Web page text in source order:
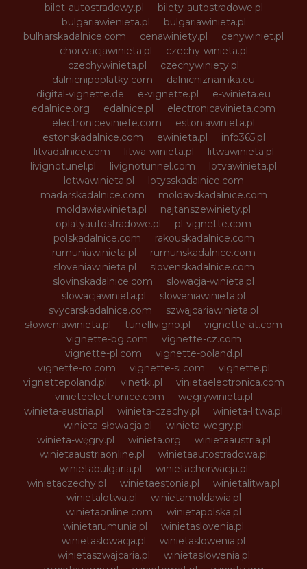
bilet-autostradowy.pl
bilety-autostradowe.pl
bulgariawienieta.pl
bulgariawinieta.pl
bulharskadalnice.com
cenawiniety.pl
cenywiniet.pl
chorwacjawinieta.pl
czechy-winieta.pl
czechywinieta.pl
czechywiniety.pl
dalnicnipoplatky.com
dalnicniznamka.eu
digital-vignette.de
e-vignette.pl
e-winieta.eu
edalnice.org
edalnice.pl
electronicavinieta.com
electroniceviniete.com
estoniawinieta.pl
estonskadalnice.com
ewinieta.pl
info365.pl
litvadalnice.com
litwa-winieta.pl
litwawinieta.pl
livignotunel.pl
livignotunnel.com
lotvawinieta.pl
lotwawinieta.pl
lotysskadalnice.com
madarskadalnice.com
moldavskadalnice.com
moldawiawinieta.pl
najtanszewiniety.pl
oplatyautostradowe.pl
pl-vignette.com
polskadalnice.com
rakouskadalnice.com
rumuniawinieta.pl
rumunskadalnice.com
sloveniawinieta.pl
slovenskadalnice.com
slovinskadalnice.com
slowacja-winieta.pl
slowacjawinieta.pl
sloweniawinieta.pl
svycarskadalnice.com
szwajcariawinieta.pl
słoweniawinieta.pl
tunellivigno.pl
vignette-at.com
vignette-bg.com
vignette-cz.com
vignette-pl.com
vignette-poland.pl
vignette-ro.com
vignette-si.com
vignette.pl
vignettepoland.pl
vinetki.pl
vinietaelectronica.com
vinieteelectronice.com
wegrywinieta.pl
winieta-austria.pl
winieta-czechy.pl
winieta-litwa.pl
winieta-słowacja.pl
winieta-wegry.pl
winieta-węgry.pl
winieta.org
winietaaustria.pl
winietaaustriaonline.pl
winietaautostradowa.pl
winietabulgaria.pl
winietachorwacja.pl
winietaczechy.pl
winietaestonia.pl
winietalitwa.pl
winietalotwa.pl
winietamoldawia.pl
winietaonline.com
winietapolska.pl
winietarumunia.pl
winietaslovenia.pl
winietaslowacja.pl
winietaslowenia.pl
winietaszwajcaria.pl
winietasłowenia.pl